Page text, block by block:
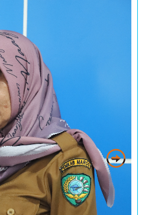
31 Juli 2023 09:00:00
Kantor Desa Sambueja
JUFRI (SEKDES SAMBUEJA)
20 September 2023 13:00:00
Kantor Desa Sambueja
JUFRI
25 September 2023 13:00:00
Kantor Desa Sambueja
JUFRI